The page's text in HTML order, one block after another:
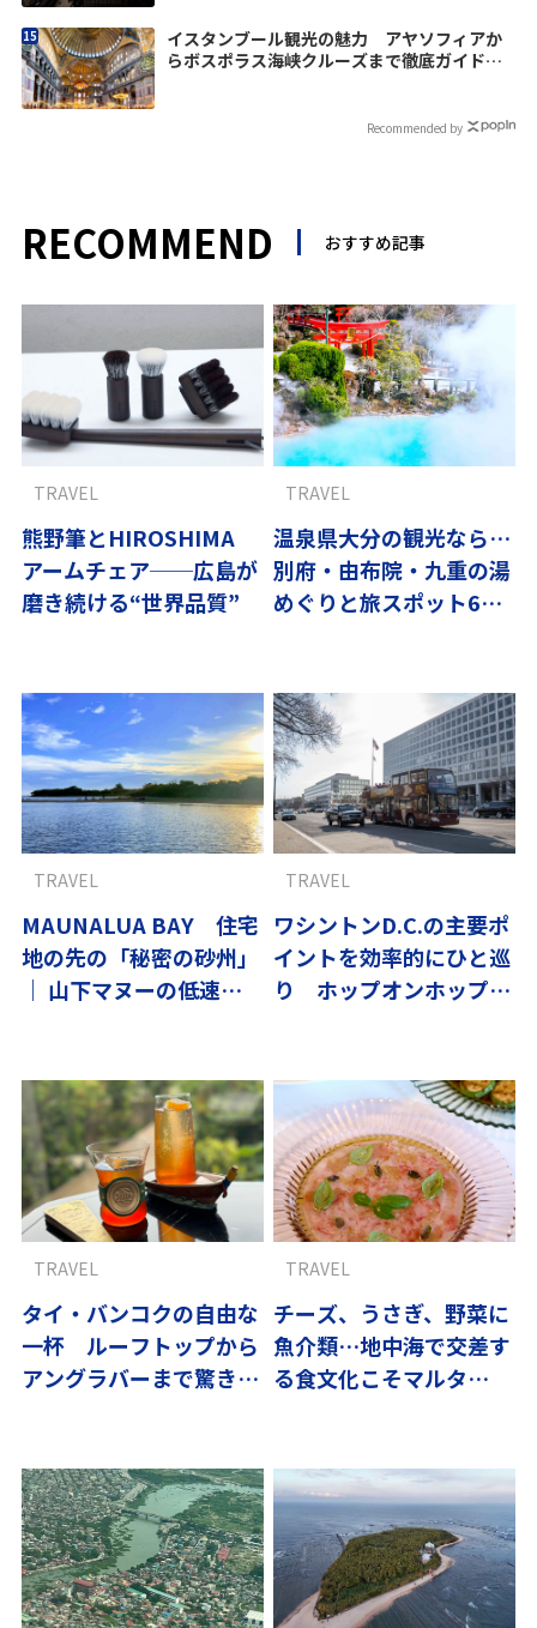
イスタンブール観光の魅力 アヤソフィアか
らボスポラス海峡クルーズまで徹底ガイド
Recommended by
RECOMMEND おすすめ記事
熊野筆とHIROSHIMA
アームチェア──広島が
磨き続ける“世界品質”
TRAVEL
温泉県大分の観光なら…
別府・由布院・九重の湯
めぐりと旅スポット6選
TRAVEL
MAUNALUA BAY 住宅
地の先の「秘密の砂州」
｜ 山下マヌーの低速ハ
TRAVEL
ワシントンD.C.の主要ポ
イントを効率的にひと巡
り ホップオンホップオ
TRAVEL
タイ・バンコクの自由な
一杯 ルーフトップから
アングラバーまで驚きの
TRAVEL
チーズ、うさぎ、野菜に
魚介類…地中海で交差す
る食文化こそマルタ
TRAVEL